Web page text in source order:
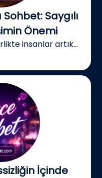
Saygılı
Önemi
insanlar artık...
İçinde